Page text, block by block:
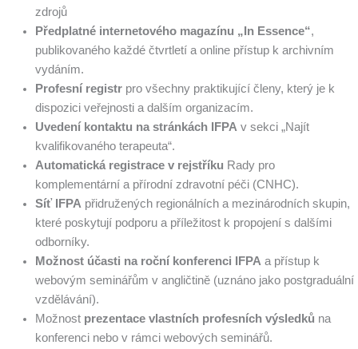
zdrojů
Předplatné internetového magazínu „In Essence“,
publikovaného každé čtvrtletí a online přístup k archivním
vydáním.
Profesní registrpro všechny praktikující členy, který je k
dispozici veřejnosti a dalším organizacím.
Uvedení kontaktu na stránkách IFPA v sekci „Najít
kvalifikovaného terapeuta“.
Automatická registrace v rejstříku Rady pro
komplementární a přírodní zdravotní péči (CNHC).
Síť IFPA přidružených regionálních a mezinárodních skupin,
které poskytují podporu a příležitost k propojení s dalšími
odborníky.
Možnost účasti na roční konferenci IFPA a přístup k
webovým seminářům v angličtině (uznáno jako postgraduální
vzdělávání).
Možnost prezentace vlastních profesních výsledků na
konferenci nebo v rámci webových seminářů.